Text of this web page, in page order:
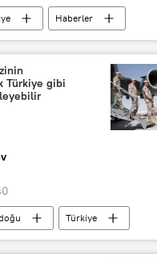
Haberler
Edirne
Selahattin Demirtaş
Enis Berberoğlu
Yürüyüşü'
Türkiye gibi
Türkiye
POLİTİKA